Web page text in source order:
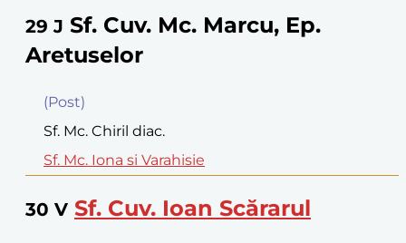
29 J Sf. Cuv. Mc. Marcu, Ep.
Aretuselor
(Post)
Sf. Mc. Chiril diac.
Sf. Mc. Iona si Varahisie
30 V Sf. Cuv. Ioan Scărarul